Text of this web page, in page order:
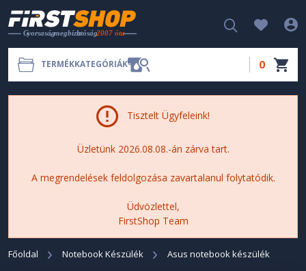
TERMÉKKATEGÓRIÁK 0
Tisztelt Ügyfeleink!
Üzletünk 2026.08.08.-án zárva tart.
A megrendelések feldolgozása zavartalanul folytatódik.
Üdvözlettel,
FirstShop Team
Főoldal Notebook Készülék Asus notebook készülék